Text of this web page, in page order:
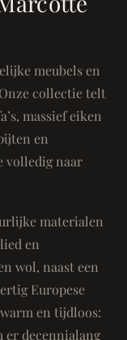
meubels en
collectie telt
massief eiken
en
volledig naar
materialen
en
wol, naast een
Europese
en tijdloos:
er decennialang